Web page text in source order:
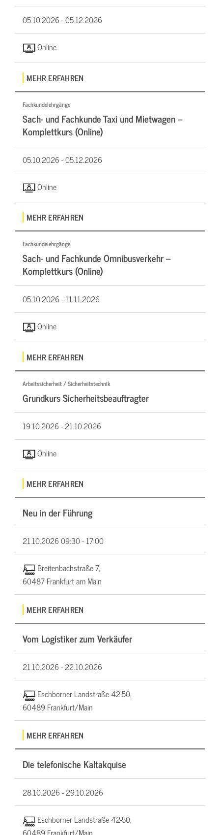
05.10.2026 -05.12.2026
Online
MEHR ERFAHREN
Fachkundelehrgänge
Sach- und Fachkunde Taxi und Mietwagen –
Komplettkurs (Online)
05.10.2026 -05.12.2026
Online
MEHR ERFAHREN
Fachkundelehrgänge
Sach- und Fachkunde Omnibusverkehr –
Komplettkurs (Online)
05.10.2026 -11.11.2026
Online
MEHR ERFAHREN
Arbeitssicherheit / Sicherheitstechnik
Grundkurs Sicherheitsbeauftragter
19.10.2026 -21.10.2026
Online
MEHR ERFAHREN
Neu in der Führung
21.10.202609:30 - 17:00
Breitenbachstraße 7,
60487 Frankfurt am Main
MEHR ERFAHREN
Vom Logistiker zum Verkäufer
21.10.2026 -22.10.2026
Eschborner Landstraße 42-50,
60489 Frankfurt/Main
MEHR ERFAHREN
Die telefonische Kaltakquise
28.10.2026 -29.10.2026
Eschborner Landstraße 42-50,